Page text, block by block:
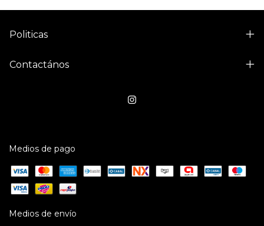
Politicas
Contactános
Medios de pago
Medios de envío